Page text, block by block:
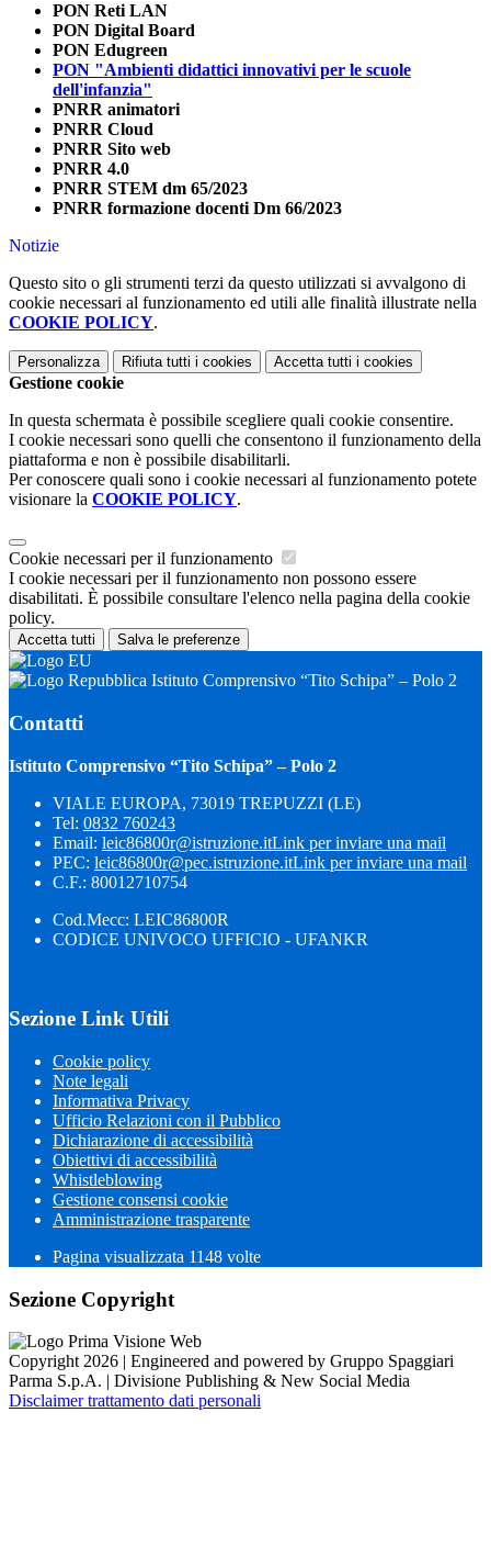
PON Reti LAN
PON Digital Board
PON Edugreen
PON "Ambienti didattici innovativi per le scuole
dell'infanzia"
PNRR animatori
PNRR Cloud
PNRR Sito web
PNRR 4.0
PNRR STEM dm 65/2023
PNRR formazione docenti Dm 66/2023
Notizie
Questo sito o gli strumenti terzi da questo utilizzati si avvalgono di
cookie necessari al funzionamento ed utili alle finalità illustrate nella
COOKIE POLICY.
Personalizza Rifiuta tutti i cookies Accetta tutti i cookies
Gestione cookie
In questa schermata è possibile scegliere quali cookie consentire.
I cookie necessari sono quelli che consentono il funzionamento della
piattaforma e non è possibile disabilitarli.
Per conoscere quali sono i cookie necessari al funzionamento potete
visionare la COOKIE POLICY.
Cookie necessari per il funzionamento
I cookie necessari per il funzionamento non possono essere
disabilitati. È possibile consultare l'elenco nella pagina della cookie
policy.
Accetta tutti Salva le preferenze
Istituto Comprensivo “Tito Schipa” – Polo 2
Contatti
Istituto Comprensivo “Tito Schipa” – Polo 2
VIALE EUROPA, 73019 TREPUZZI (LE)
Tel: 0832 760243
Email: leic86800r@istruzione.itLink per inviare una mail
PEC: leic86800r@pec.istruzione.itLink per inviare una mail
C.F.: 80012710754
Cod.Mecc: LEIC86800R
CODICE UNIVOCO UFFICIO - UFANKR
Sezione Link Utili
Cookie policy
Note legali
Informativa Privacy
Ufficio Relazioni con il Pubblico
Dichiarazione di accessibilità
Obiettivi di accessibilità
Whistleblowing
Gestione consensi cookie
Amministrazione trasparente
Pagina visualizzata 1148 volte
Sezione Copyright
Copyright 2026 | Engineered and powered by Gruppo Spaggiari
Parma S.p.A. | Divisione Publishing & New Social Media
Disclaimer trattamento dati personali